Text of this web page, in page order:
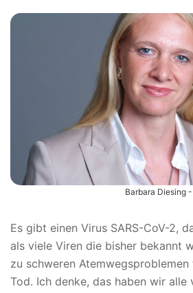
Barbara Diesing
Es gibt einen Virus SARS-CoV-2,
als viele Viren die bisher bekannt
zu schweren
Tod. Ich denke, das haben wir alle